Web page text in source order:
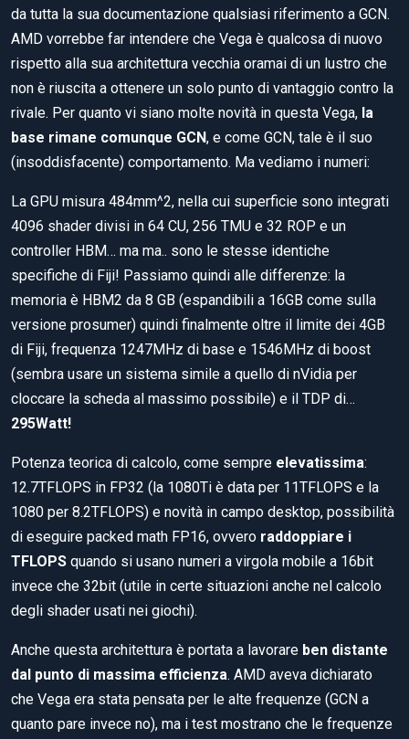
da tutta la sua documentazione qualsiasi riferimento a GCN.
AMD vorrebbe far intendere che Vega è qualcosa di nuovo
rispetto alla sua architettura vecchia oramai di un lustro che
non è riuscita a ottenere un solo punto di vantaggio contro la
rivale. Per quanto vi siano molte novità in questa Vega, la
base rimane comunque GCN, e come GCN, tale è il suo
(insoddisfacente) comportamento. Ma vediamo i numeri:
La GPU misura 484mm^2, nella cui superficie sono integrati
4096 shader divisi in 64 CU, 256 TMU e 32 ROP e un
controller HBM… ma ma.. sono le stesse identiche
specifiche di Fiji! Passiamo quindi alle differenze: la
memoria è HBM2 da 8 GB (espandibili a 16GB come sulla
versione prosumer) quindi finalmente oltre il limite dei 4GB
di Fiji, frequenza 1247MHz di base e 1546MHz di boost
(sembra usare un sistema simile a quello di nVidia per
cloccare la scheda al massimo possibile) e il TDP di…
295Watt!
Potenza teorica di calcolo, come sempre elevatissima:
12.7TFLOPS in FP32 (la 1080Ti è data per 11TFLOPS e la
1080 per 8.2TFLOPS) e novità in campo desktop, possibilità
di eseguire packed math FP16, ovvero raddoppiare i
TFLOPS quando si usano numeri a virgola mobile a 16bit
invece che 32bit (utile in certe situazioni anche nel calcolo
degli shader usati nei giochi).
Anche questa architettura è portata a lavorare ben distante
dal punto di massima efficienza. AMD aveva dichiarato
che Vega era stata pensata per le alte frequenze (GCN a
quanto pare invece no), ma i test mostrano che le frequenze